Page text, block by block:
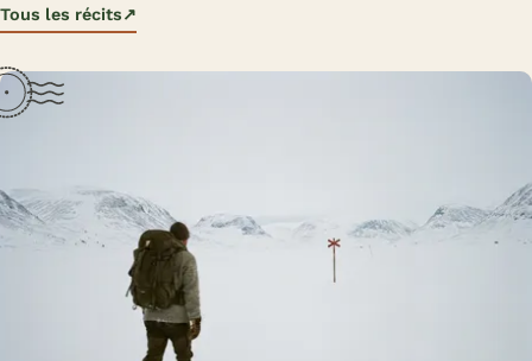
Tous les récits↗